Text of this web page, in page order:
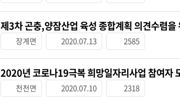
제3차 곤충,양잠산업 육성 종합계획 의견수렴을
장계면 2020.07.13 2585
2020년 코로나19극복 희망일자리사업 참여자
천천면 2020.07.10 2318